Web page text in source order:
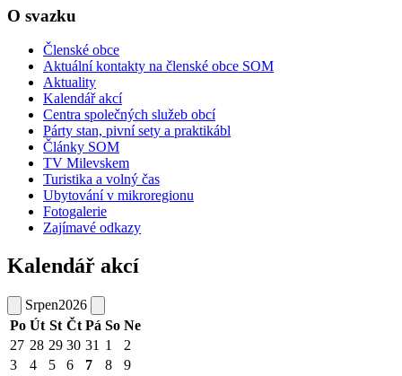
O svazku
Členské obce
Aktuální kontakty na členské obce SOM
Aktuality
Kalendář akcí
Centra společných služeb obcí
Párty stan, pivní sety a praktikábl
Články SOM
TV Milevskem
Turistika a volný čas
Ubytování v mikroregionu
Fotogalerie
Zajímavé odkazy
Kalendář akcí
Srpen2026
Po Út St Čt Pá So Ne
27 28 29 30 31 1
2
3
4 5 6 7 8
9